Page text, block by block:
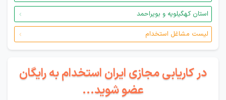
استان کهگیلویه و بویراحمد
لیست مشاغل استخدام
در کاریابی مجازی ایران استخدام به رایگان
عضو شوید...